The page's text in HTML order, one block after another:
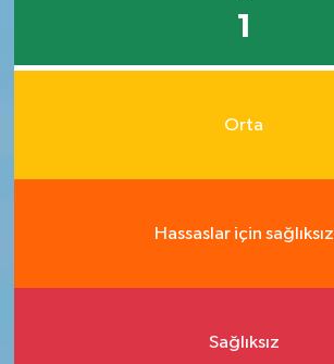
1
Orta
Hassaslar için sağlıksız
Sağlıksız